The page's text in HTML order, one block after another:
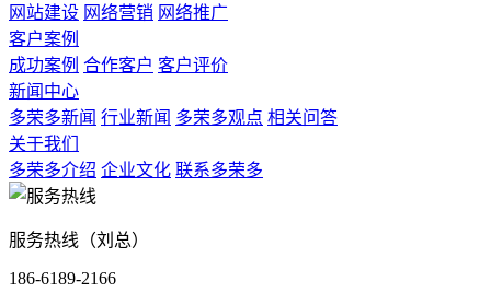
网站建设 网络营销 网络推广
客户案例
成功案例 合作客户 客户评价
新闻中心
多荣多新闻 行业新闻 多荣多观点 相关问答
关于我们
多荣多介绍 企业文化 联系多荣多
服务热线（刘总）
186-6189-2166